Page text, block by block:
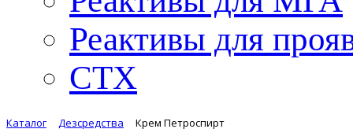
Реактивы для
СТХ
Каталог Дезсредства Крем Петроспирт